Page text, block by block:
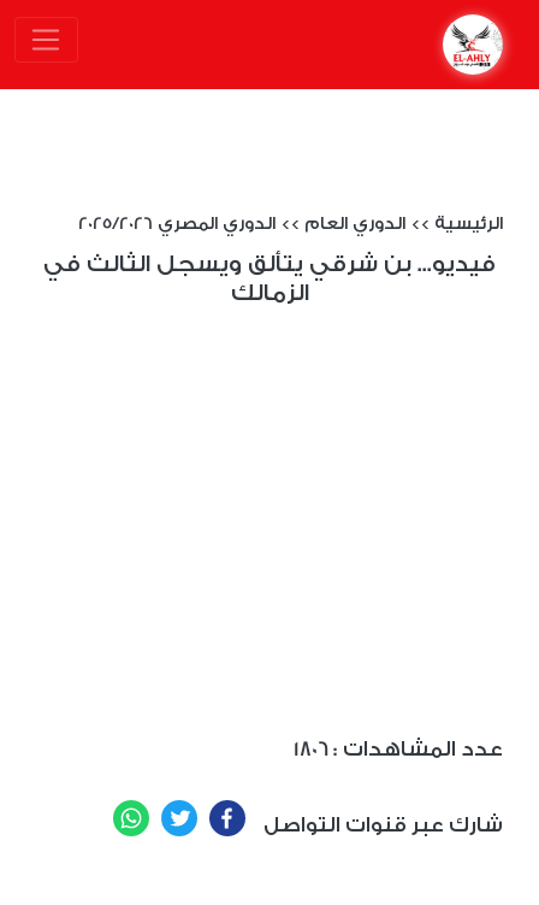
الرئيسية >> الدوري العام >> الدوري المصري 2025/2026
فيديو... بن شرقي يتألق ويسجل الثالث في
الزمالك
1806 : عدد المشاهدات
شارك عبر قنوات التواصل Facebook
Twitter